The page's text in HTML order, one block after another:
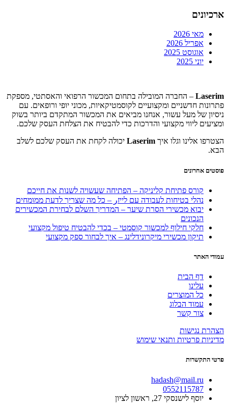
ארכיונים
מאי 2026
אפריל 2026
אוגוסט 2025
יוני 2025
Laserim – החברה המובילה בתחום המכשור הרפואי והאסתטי, מספקת
פתרונות חדשניים ומקצועיים לקוסמטיקאיות, מכוני יופי ורופאים. עם
ניסיון של מעל עשור, אנחנו מביאים את המכשור המתקדם ביותר בשוק
ומציעים ליווי מקצועי והדרכות כדי להבטיח את הצלחת העסק שלכם.
הצטרפו אלינו וגלו איך Laserim יכולה לקחת את העסק שלכם לשלב
הבא.
פוסטים אחרונים
קורס פתיחת קליניקה – הפתיחה שעשויה לשנות את חייכם
נהלי בטיחות לעבודה עם לייזر – כל מה שצריך לדעת ממומחים
יבוא מכשירי הסרת שיער – המדריך השלם לבחירת המכשירים
הנכונים
חלקי חילוף למכשור קוסמטי – בכדי להבטיח טיפול מקצועי
תיקון מכשירי מיקרונידלינג – איך לבחור ספק מקצועי
עמודי האתר
דף הבית
עלינו
כל המוצרים
עמוד הבלוג
צור קשר
הצהרת נגישות
מדיניות פרטיות ותנאי שימוש
פרטי התקשרות
hadash@mail.ru
0552115787
יוסף לישנסקי 27, ראשון לציון